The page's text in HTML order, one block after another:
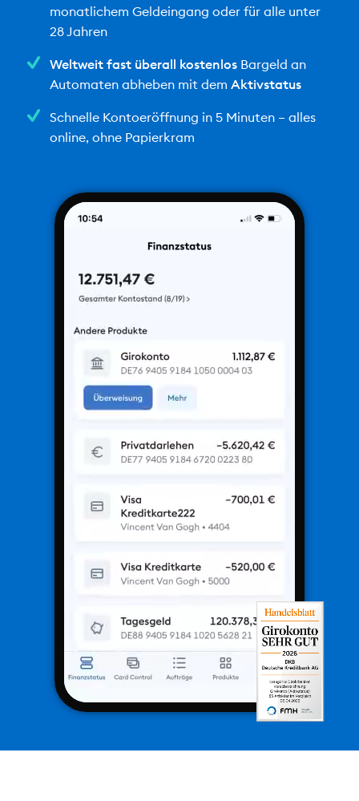
monatlichem Geldeingang oder für alle unter
28 Jahren
Weltweit fast überall kostenlosBargeld an
Automaten abheben mit dem Aktivstatus
Schnelle Kontoeröffnung in 5 Minuten – alles
online, ohne Papierkram